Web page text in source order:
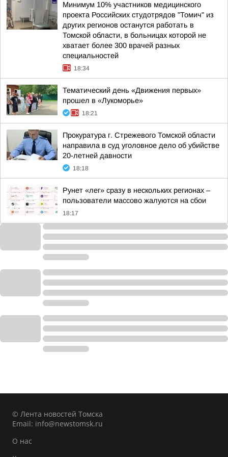
Минимум 10% участников медицинского
проекта Российских студотрядов "Томич" из
других регионов останутся работать в
Томской области, в больницах которой не
хватает более 300 врачей разных
специальностей
18:34
Тематический день «Движения первых»
прошел в «Лукоморье»
18:21
Прокуратура г. Стрежевого Томской области
направила в суд уголовное дело об убийстве
20-летней давности
18:18
Рунет «лег» сразу в нескольких регионах –
пользователи массово жалуются на сбои
18:17
© Лента новостей Томска
Email: info@newstomsk.ru
О нас